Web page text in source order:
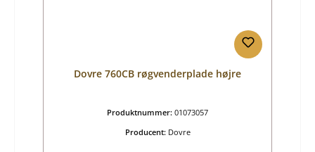
Dovre 760CB røgvenderplade højre
Produktnummer: 01073057
Producent: Dovre